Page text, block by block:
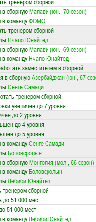
тренером сборной
в сборнуюМалави (юн., 70 сезон)
в командуФОМО
тренером сборной
Нчало Юнайтед
в сборнуюМалави (юн., 69 сезон)
в командуНчало Юнайтед
заместителем в сборной
в сборнуюАзербайджан (юн., 67
Сенге Самади
тренером сборной
увеличен до 7 уровня
до 2 уровня
до 4 уровня
до 5 уровня
в командуСенге Самади
Боловсролын
в сборнуюМонголия (мол., 66 сезон)
в командуБоловсролын
Дебиби Юнайтед
тренером сборной
до 51 000 мест
51 000 мест
в командуДебиби Юнайтед